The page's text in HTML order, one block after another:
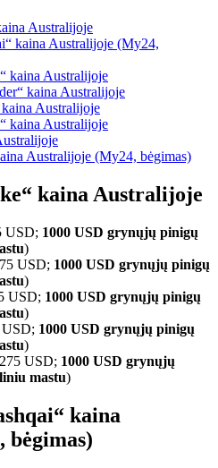
Australijoje
kaina Australijoje (My24,
kaina Australijoje
kaina Australijoje
Australijoje
kaina Australijoje
Australijoje (My24, bėgimas)
kaina Australijoje
USD; 1000 USD grynųjų pinigų
)
USD; 1000 USD grynųjų pinigų
)
USD; 1000 USD grynųjų pinigų
)
1000 USD grynųjų pinigų
)
USD; 1000 USD grynųjų
mastu)
kaina